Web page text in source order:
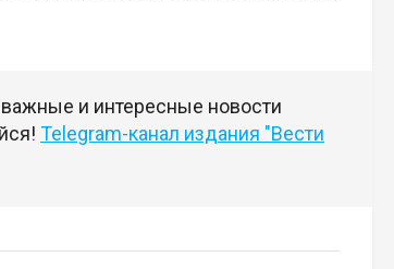
и интересные новости
Telegram-канал издания "Вести